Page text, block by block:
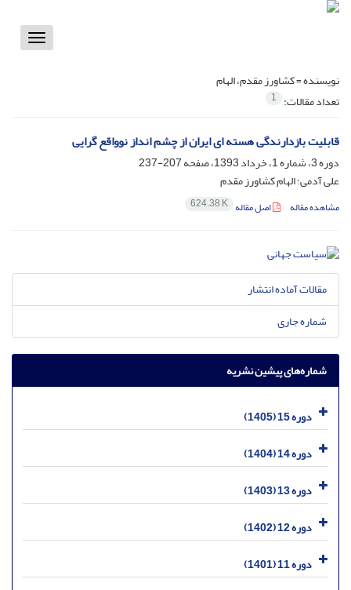
Toggle
نویسنده =کشاورز مقدم، الهام
تعداد مقالات: 1
قابلیت بازدارندگی هسته ای ایران از چشم انداز نوواقع گرایی
دوره 3، شماره 1، خرداد 1393، صفحه
207-237
علی آدمی؛ الهام کشاورز مقدم
مشاهده مقاله اصل مقاله 624.38 K
مقالات آماده انتشار
شماره جاری
شماره‌های پیشین نشریه
دوره 15 (1405)
دوره 14 (1404)
دوره 13 (1403)
دوره 12 (1402)
دوره 11 (1401)